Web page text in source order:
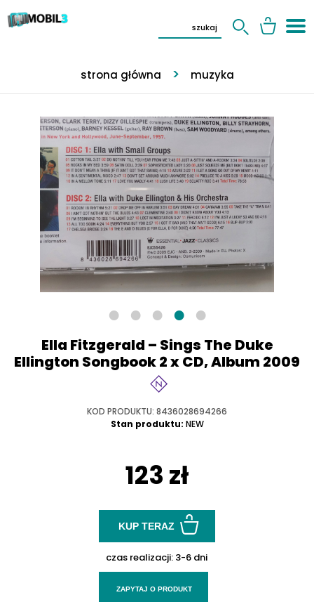
strona główna muzyka
Ella Fitzgerald – Sings The Duke
Ellington Songbook 2 x CD, Album 2009
KOD PRODUKTU: 8436028694266
Stan produktu: NEW
123 zł
KUP TERAZ
czas realizacji: 3-6 dni
ZAPYTAJ O PRODUKT